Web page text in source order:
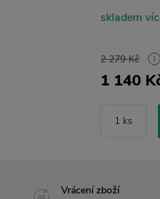
skladem
2 279 Kč
1 140
Vrácení zboží